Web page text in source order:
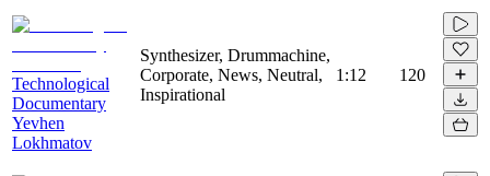
Technological
Documentary
Yevhen
Lokhmatov
Synthesizer, Drummachine,
Corporate, News, Neutral,
Inspirational
1:12 120